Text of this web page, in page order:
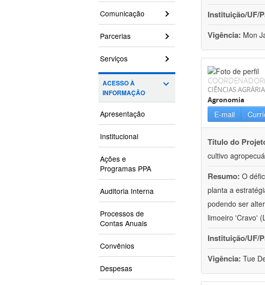
Comunicação
Parcerias
Serviços
ACESSO À
INFORMAÇÃO
Apresentação
Institucional
Ações e
Programas PPA
Auditoria Interna
Processos de
Contas Anuais
Convênios
Despesas
Instituição/UF/
Vigência: Mon
CIÊNCIAS
Agronomia
E-mail
Título do
cultivo
Resumo: O
planta a
podendo ser
limoeiro 'Cravo'
Instituição/UF/
Vigência: Tue